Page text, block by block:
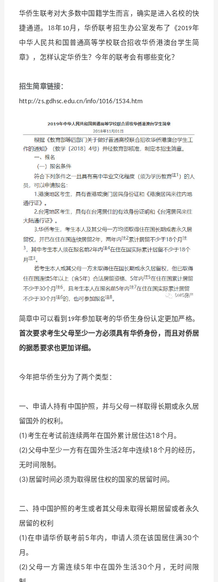
华侨生联考对大多数中国籍学生而言，确实是进入名校的快
捷通道。18年10 月，华侨联考招生办公室发布了《2019年
中华人民共和国普通高等学校联合招收华侨港澳台学生简
章》，怎样认定华侨生？今年的联考会有哪些变化？
招生简章链接：
http://zs.gdhsc.edu.cn/info/1016/1534.htm
简章中可以看到 19年参加联考的华侨生身份认定更加严格。
首次要求考生父母至少一方必须具有华侨身份，而且对侨居
的据悉要求也更加详细。
今年把华侨生分为了两个类型 ：
一、申请人持有中国护照，并与父母一样取得长期或永久居
留国外的权利。
(1)考生在考试前连续两年在国外累计居住达18个月。
(2)父母中至少一方有在国外生活2年中连续18个月的经历，
无时间限制。
(3)居留时间必须为取得居住权的国家的居留时间。
二、持中国护照的考生或者其父母未取得长期居留或者永久
居留的权利
(1)在申请华侨联考前5年内，申请人须在该国居住满30个
月。
(2)父母一方需连续5年中在国外生活30个月，无时间限